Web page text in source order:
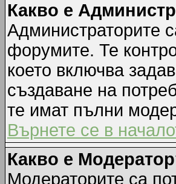
Какво е
Администраторите
форумите. Те
което включва
създаване на
те имат пълни
Върнете се в
Какво е
Модераторите са